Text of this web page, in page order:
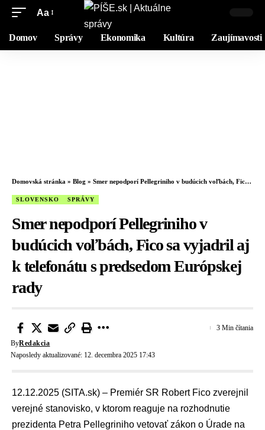
Aa
Domov Správy Ekonomika Kultúra Zaujímavosti
Domovská stránka » Blog » Smer nepodporí Pellegriniho v budúcich voľbách, Fico sa vyjadril aj k telefonátu s predsedom Európskej rady
SLOVENSKO SPRÁVY
Smer nepodporí Pellegriniho v
budúcich voľbách, Fico sa vyjadril aj
k telefonátu s predsedom Európskej
rady
Naposledy aktualizované: 12. decembra 2025 17:43
ByRedakcia
3 Min čítania
12.12.2025 (SITA.sk) – Premiér SR Robert Fico zverejnil
verejné stanovisko, v ktorom reaguje na rozhodnutie
prezidenta Petra Pellegriniho vetovať zákon o Úrade na